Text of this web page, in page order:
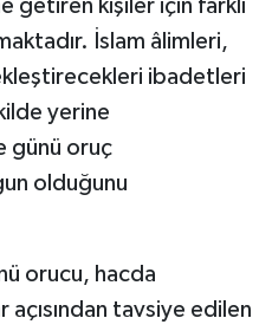
getiren kişiler için farklı
İslam âlimleri,
ibadetleri
yerine
günü oruç
olduğunu
orucu, hacda
açısından tavsiye edilen